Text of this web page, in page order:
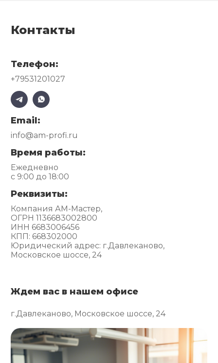
Контакты
Телефон:
+79531201027
Email:
info@am-profi.ru
Время работы:
Ежедневно
с 9:00 до 18:00
Реквизиты:
Компания АМ-Мастер,
ОГРН 1136683002800
ИНН 6683006456
КПП: 668302000
Юридический адрес: г.Давлеканово,
Московское шоссе, 24
Ждем вас в нашем офисе
г.Давлеканово, Московское шоссе, 24